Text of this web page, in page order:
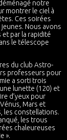
notre
montrer le ciel à
Ces soirées
Nous avons
par la rapidité
le télescope
du club Astro-
professeurs pour
a sorti trois
lunette (120) et
d’yeux pour
Mars et
les constellations.
les trous
chaleureuses
».